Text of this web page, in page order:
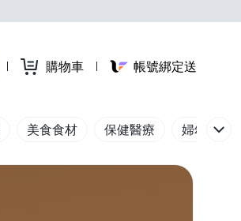
購物車 帳號綁定送
美食食材 保健醫療 婦幼玩具